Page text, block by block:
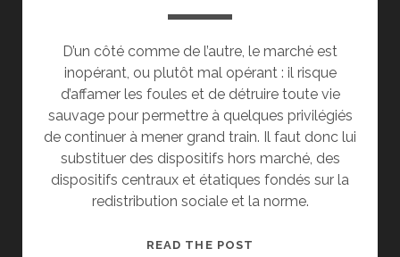
D’un côté comme de l’autre, le marché est
inopérant, ou plutôt mal opérant : il risque
d’affamer les foules et de détruire toute vie
sauvage pour permettre à quelques privilégiés
de continuer à mener grand train. Il faut donc lui
substituer des dispositifs hors marché, des
dispositifs centraux et étatiques fondés sur la
redistribution sociale et la norme.
READ THE POST